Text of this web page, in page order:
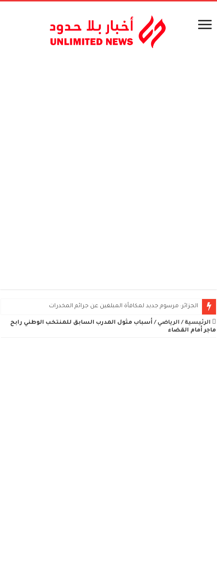
الجزائر: مرسوم جديد لمكافأة المبلغين عن جرائم المخدرات
الرئيسية / الرياضي / أسباب مثول المدرب السابق للمنتخب الوطني رابح
ماجر أمام القضاء